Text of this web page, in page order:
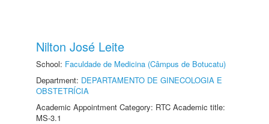
Nilton José Leite
School: Faculdade de Medicina (Câmpus de Botucatu)
Department: DEPARTAMENTO DE GINECOLOGIA E
OBSTETRÍCIA
Academic Appointment Category: RTC Academic title:
MS-3.1